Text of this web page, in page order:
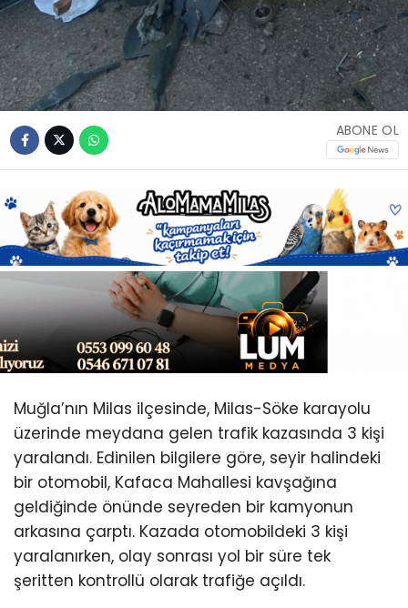
ABONE OL
Muğla’nın Milas ilçesinde, Milas-Söke karayolu
üzerinde meydana gelen trafik kazasında 3 kişi
yaralandı. Edinilen bilgilere göre, seyir halindeki
bir otomobil, Kafaca Mahallesi kavşağına
geldiğinde önünde seyreden bir kamyonun
arkasına çarptı. Kazada otomobildeki 3 kişi
yaralanırken, olay sonrası yol bir süre tek
şeritten kontrollü olarak trafiğe açıldı.